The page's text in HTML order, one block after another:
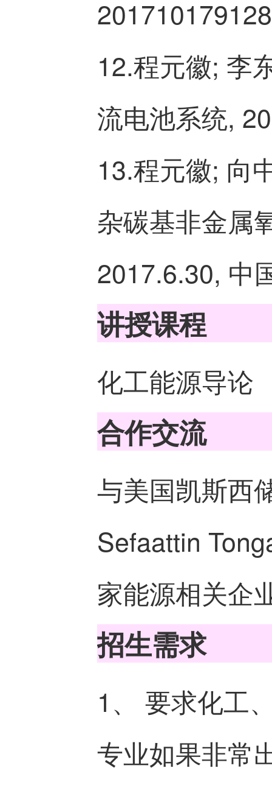
12.程元徽; 李
流电池系统,
13.程元徽; 向
杂碳基非金属
2017.6.30, 中
讲授课程
化工能源导论
合作交流
与美国凯斯西
Sefaattin
家能源相关企
招生需求
1、 要求化工
专业如果非常